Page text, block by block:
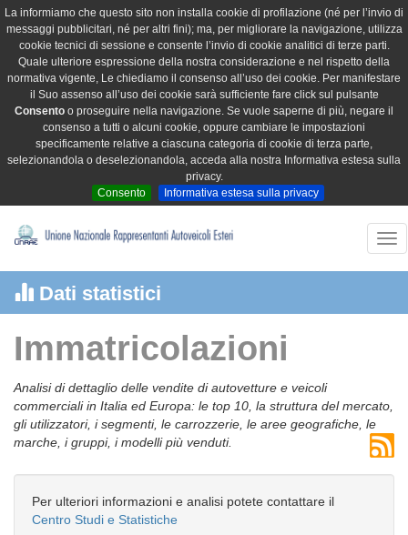
La informiamo che questo sito non installa cookie di profilazione (né per l’invio di
messaggi pubblicitari, né per altri fini); ma, per migliorare la navigazione, utilizza
cookie tecnici di sessione e consente l’invio di cookie analitici di terze parti.
Quale ulteriore espressione della nostra considerazione e nel rispetto della
normativa vigente, Le chiediamo il consenso all’uso dei cookie. Per manifestare
il Suo assenso all’uso dei cookie sarà sufficiente fare click sul pulsante
Consento o proseguire nella navigazione. Se vuole saperne di più, negare il
consenso a tutti o alcuni cookie, oppure cambiare le impostazioni
specificamente relative a ciascuna categoria di cookie di terza parte,
selezionandola o deselezionandola, acceda alla nostra Informativa estesa sulla
privacy.
Consento
Informativa estesa sulla privacy
Dati statistici
Immatricolazioni
Analisi di dettaglio delle vendite di autovetture e veicoli
commerciali in Italia ed Europa: le top 10, la struttura del mercato,
gli utilizzatori, i segmenti, le carrozzerie, le aree geografiche, le
marche, i gruppi, i modelli più venduti.
Per ulteriori informazioni e analisi potete contattare il
Centro Studi e Statistiche